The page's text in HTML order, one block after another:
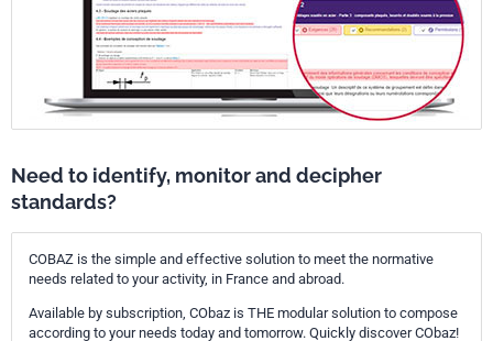
Need to identify, monitor and decipher
standards?
COBAZ is the simple and effective solution to meet the normative
needs related to your activity, in France and abroad.
Available by subscription, CObaz is THE modular solution to compose
according to your needs today and tomorrow. Quickly discover CObaz!